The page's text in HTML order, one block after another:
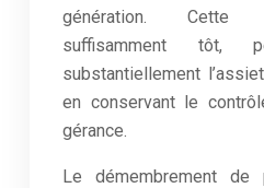
génération. Cette
suffisamment tôt,
substantiellement
en conservant le
gérance.
Le démembrement